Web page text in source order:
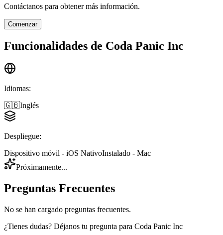
Contáctanos para obtener más información.
Comenzar
Funcionalidades de Coda Panic Inc
Idiomas:
🇬🇧Inglés
Despliegue:
Dispositivo móvil - iOS NativoInstalado - Mac
Próximamente...
Preguntas Frecuentes
No se han cargado preguntas frecuentes.
¿Tienes dudas? Déjanos tu pregunta para Coda Panic Inc